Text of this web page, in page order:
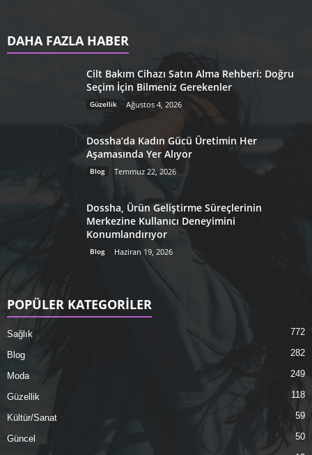
DAHA FAZLA HABER
Cilt Bakım Cihazı Satın Alma Rehberi: Doğru
Seçim İçin Bilmeniz Gerekenler
Güzellik Ağustos 4, 2026
Dossha’da Kadın Gücü Üretimin Her
Aşamasında Yer Alıyor
Blog Temmuz 22, 2026
Dossha, Ürün Geliştirme Süreçlerinin
Merkezine Kullanıcı Deneyimini
Konumlandırıyor
Blog Haziran 19, 2026
POPÜLER KATEGORİLER
Sağlık 772
Blog 282
Moda 249
Güzellik 118
Kültür/Sanat 59
Güncel 50